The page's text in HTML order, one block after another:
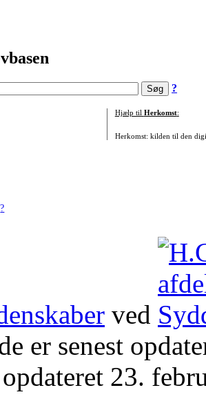
?
?
Hjælp til Herkomst:
Herkomst: kilden til den
ved
er senest
opdateret 23.